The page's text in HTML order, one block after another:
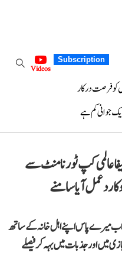
Subscription
Videos
کو فرصت درکار
جوانی کم ہے
عالمی کپ ٹورنامنٹ سے
رد عمل آیا سامنے
اب میرے پاس اپنے اہل خانہ کے ساتھ
میں اور جذبات میں بہہ کر فیصلے